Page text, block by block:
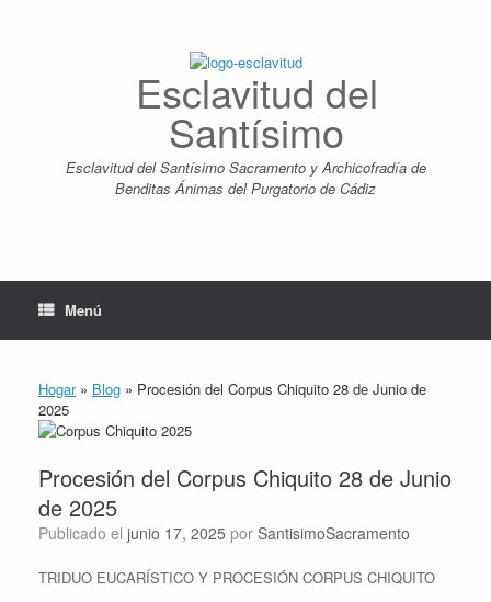
Esclavitud del
Santísimo
Esclavitud del Santísimo Sacramento y Archicofradía de
Benditas Ánimas del Purgatorio de Cádiz
Menú
Hogar » Blog » Procesión del Corpus Chiquito 28 de Junio de
2025
Procesión del Corpus Chiquito 28 de Junio
de 2025
Publicado el junio 17, 2025 por SantisimoSacramento
TRIDUO EUCARÍSTICO Y PROCESIÓN CORPUS CHIQUITO